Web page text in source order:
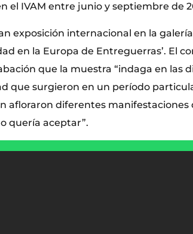
el IVAM entre junio y septiembre de
exposición internacional en la
en la Europa de Entreguerras’. El
que la muestra “indaga en las
que surgieron en un período
afloraron diferentes manifestaciones
quería aceptar”.